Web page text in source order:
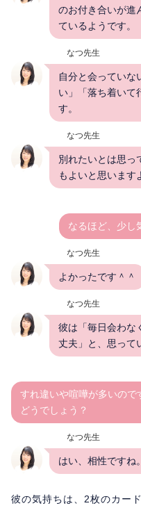
のお付き合いが進
ているようです。
なつ先生
自分と会っていな
い」「落ち着いて
す。
なつ先生
別れたいとは思っ
もよいと思います
なるほど、少し
なつ先生
よかったです＾＾
なつ先生
彼は「毎日会わな
丈夫」と、思って
すれ違いや喧嘩が多いので
どうでしょう？
なつ先生
はい、相性ですね
彼の気持ちは、2枚のカー